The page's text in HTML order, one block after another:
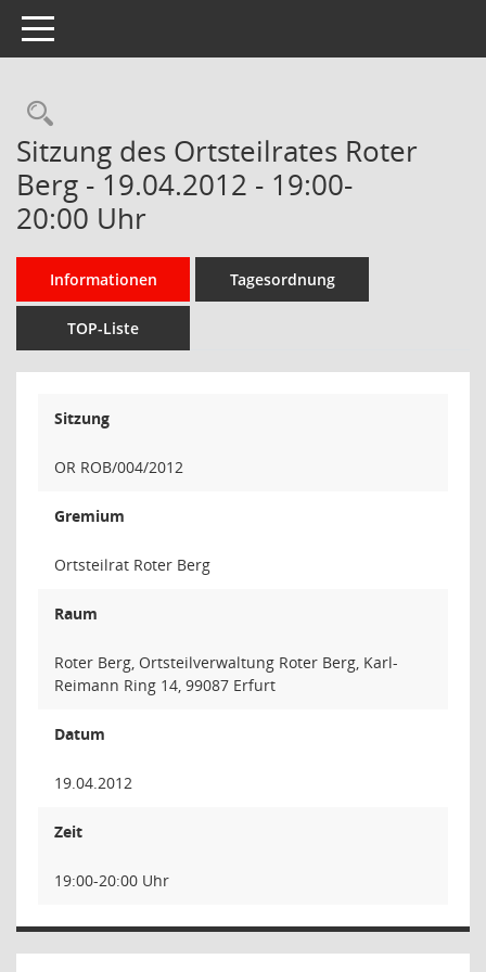
Toggle navigation
Rechercheauswahl
Sitzung des Ortsteilrates Roter
Berg - 19.04.2012 - 19:00-
20:00 Uhr
Informationen Tagesordnung
TOP-Liste
Sitzung
OR ROB/004/2012
Gremium
Ortsteilrat Roter Berg
Raum
Roter Berg, Ortsteilverwaltung Roter Berg, Karl-
Reimann Ring 14, 99087 Erfurt
Datum
19.04.2012
Zeit
19:00-20:00 Uhr